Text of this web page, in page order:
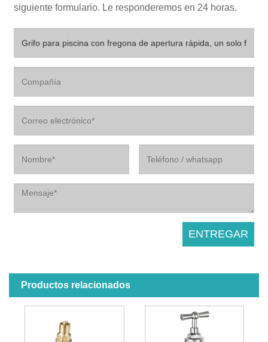
siguiente formulario. Le responderemos en 24 horas.
Productos relacionados